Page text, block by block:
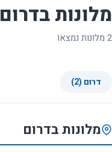
מלונות בדרום
2 מלונות נמצאו
דרום (2)
מלונות בדרום